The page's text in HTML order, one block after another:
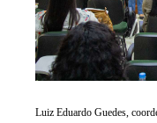
Luiz Eduardo Guedes,